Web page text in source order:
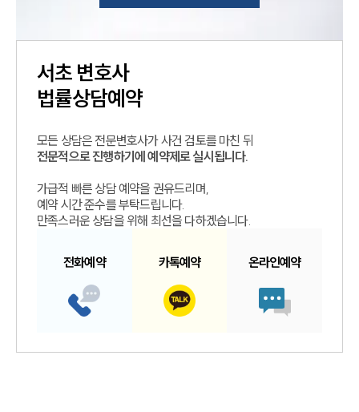
서초 변호사
법률상담예약
모든 상담은 전문변호사가 사건 검토를 마친 뒤
전문적으로 진행하기에 예약제로 실시됩니다.
가급적 빠른 상담 예약을 권유드리며,
예약 시간 준수를 부탁드립니다.
만족스러운 상담을 위해 최선을 다하겠습니다.
전화예약 카톡예약 온라인예약